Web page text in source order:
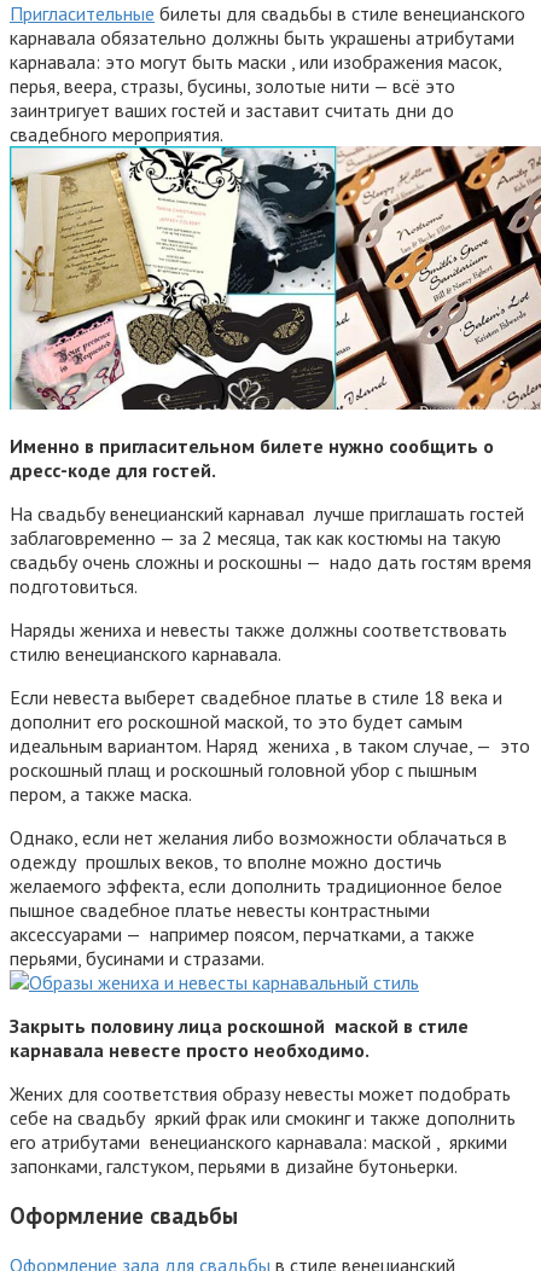
Пригласительные билеты для свадьбы в стиле венецианского
карнавала обязательно должны быть украшены атрибутами
карнавала: это могут быть маски , или изображения масок,
перья, веера, стразы, бусины, золотые нити — всё это
заинтригует ваших гостей и заставит считать дни до
свадебного мероприятия.
Именно в пригласительном билете нужно сообщить о
дресс-коде для гостей.
На свадьбу венецианский карнавал лучше приглашать гостей
заблаговременно — за 2 месяца, так как костюмы на такую
свадьбу очень сложны и роскошны — надо дать гостям время
подготовиться.
Наряды жениха и невесты также должны соответствовать
стилю венецианского карнавала.
Если невеста выберет свадебное платье в стиле 18 века и
дополнит его роскошной маской, то это будет самым
идеальным вариантом. Наряд жениха , в таком случае, — это
роскошный плащ и роскошный головной убор с пышным
пером, а также маска.
Однако, если нет желания либо возможности облачаться в
одежду прошлых веков, то вполне можно достичь
желаемого эффекта, если дополнить традиционное белое
пышное свадебное платье невесты контрастными
аксессуарами — например поясом, перчатками, а также
перьями, бусинами и стразами.
Закрыть половину лица роскошной маской в стиле
карнавала невесте просто необходимо.
Жених для соответствия образу невесты может подобрать
себе на свадьбу яркий фрак или смокинг и также дополнить
его атрибутами венецианского карнавала: маской , яркими
запонками, галстуком, перьями в дизайне бутоньерки.
Оформление свадьбы
Оформление зала для свадьбы в стиле венецианский